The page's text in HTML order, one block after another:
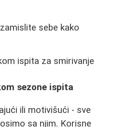
sebe kako
ispita za smirivanje
sezone ispita
ili motivišući - sve
sa njim. Korisne